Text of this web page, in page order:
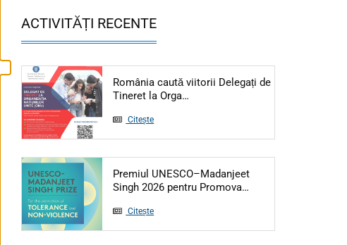
ACTIVITĂȚI RECENTE
România caută viitorii Delegați de
Tineret la Orga…
Citește
Premiul UNESCO–Madanjeet
Singh 2026 pentru Promova…
Citește